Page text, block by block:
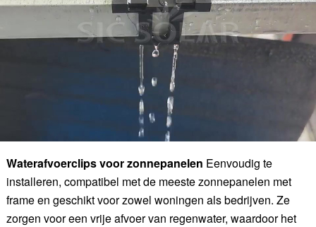
Waterafvoerclips voor zonnepanelen Eenvoudig te
installeren, compatibel met de meeste zonnepanelen met
frame en geschikt voor zowel woningen als bedrijven. Ze
zorgen voor een vrije afvoer van regenwater, waardoor het